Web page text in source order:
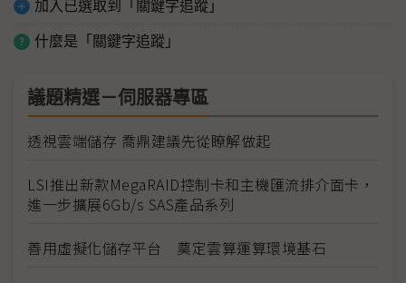
加入已選取到「關鍵字追蹤」
什麼是「關鍵字追蹤」
議題精選－伺服器專區
透視雲端儲存 喬鼎建議先從瞭解做起
LSI推出新款MegaRAID控制卡和主機匯流排介面卡，
進一步擴展6Gb/s SAS產品系列
善用虛擬化儲存平台 奠定雲算運算環境基石